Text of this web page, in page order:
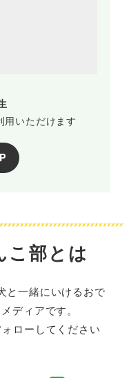
用いただけます
こ部とは
と一緒にいけるおで
ディアです。
ローしてください